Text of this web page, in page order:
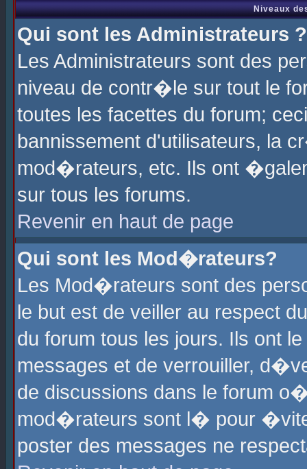
Niveaux
Qui sont les Administrateurs ?
Les Administrateurs sont des
niveau de contr�le sur tout le
toutes les facettes du forum;
bannissement d'utilisateurs, la
mod�rateurs, etc. Ils ont
sur tous les forums.
Revenir en haut de page
Qui sont les Mod�rateurs?
Les Mod�rateurs sont des
le but est de veiller au respect
du forum tous les jours. Ils ont
messages et de verrouiller,
de discussions dans le forum
mod�rateurs sont l� pour
poster des messages ne